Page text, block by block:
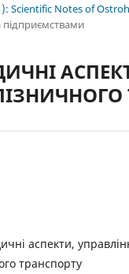
Scientific Notes of
підприємствами
аспекти,
транспорту